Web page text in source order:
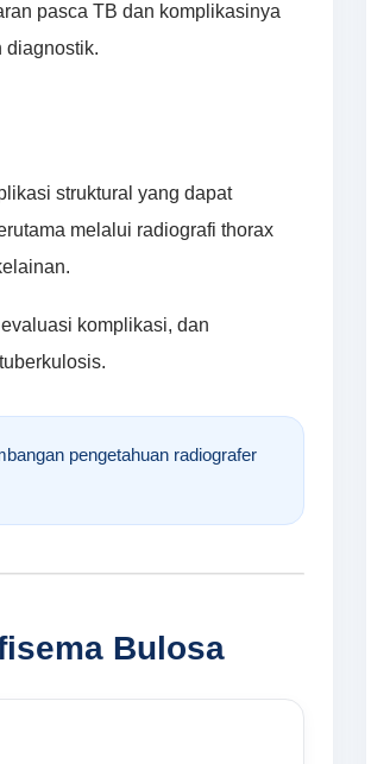
pasca TB dan komplikasinya
diagnostik.
struktural yang dapat
melalui radiografi thorax
komplikasi, dan
pengetahuan radiografer
Bulosa